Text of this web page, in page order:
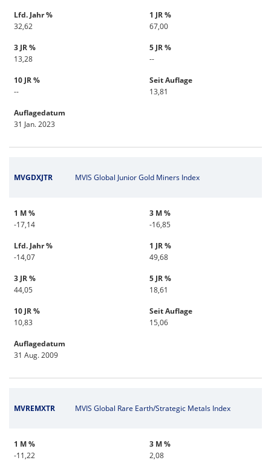
Lfd. Jahr %
32,62
1 JR %
67,00
3 JR %
13,28
5 JR %
--
10 JR %
--
Seit Auflage
13,81
Auflagedatum
31 Jan. 2023
MVGDXJTR MVIS Global Junior Gold Miners Index
1 M %
-17,14
3 M %
-16,85
Lfd. Jahr %
-14,07
1 JR %
49,68
3 JR %
44,05
5 JR %
18,61
10 JR %
10,83
Seit Auflage
15,06
Auflagedatum
31 Aug. 2009
MVREMXTR MVIS Global Rare Earth/Strategic Metals Index
1 M %
-11,22
3 M %
2,08